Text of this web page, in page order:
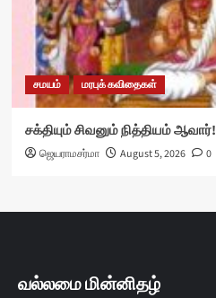
சமயம் மரபுக் கவிதைகள்
சக்தியும் சிவனும் நித்தியம் ஆவார்!
ஜெயராமசர்மா August 5, 2026 0
வல்லமை மின்னிதழ்